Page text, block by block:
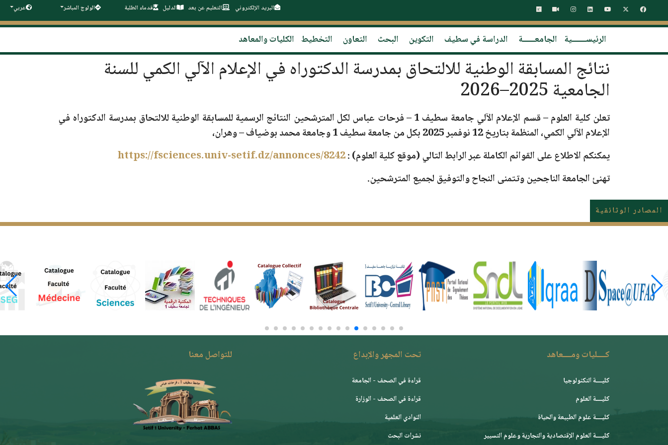
البريد الإلكتروني التعليم عن بعد الدليل قدماء الطلبة الولوج المباشر عربي
الرئيســـــــية الجامعــــــة الدراسة في سطيف التكوين البحث التعاون التخطيط الكليات والمعاهد
نتائج المسابقة الوطنية للالتحاق بمدرسة الدكتوراه في الإعلام الآلي الكمي للسنة
الجامعية 2025–2026
تعلنكلية العلوم – قسم الإعلام الآلي جامعة سطيف 1 – فرحات عباس لكل المترشحين
النتائج الرسمية للمسابقة الوطنية للالتحاق بمدرسة الدكتوراه في
الإعلام الآلي الكمي، المنظمة بتاريخ12 نوفمبر 2025 بكل منجامعة سطيف 1 وجامعة محمد بوضياف – وهران،
يمكنكم الاطلاع على القوائم الكاملة عبر الرابط التالي (موقع كلية العلوم) :https://fsciences.univ-setif.dz/annonces/8242
تهنئ الجامعة الناجحين وتتمنى النجاح والتوفيق لجميع المترشحين.
المصادر الوثائقية
كــــليات ومــــعاهد
كليــــة التكنولوجيا
كليــــة العلوم
كليــــة علوم الطبيعة والحياة
كليــــة العلوم الإقتصادية والتجارية وعلوم التسيير
تحت المجهر والإبداع
قراءة في الصحف - الجامعة
قراءة في الصحف - الوزارة
النوادي العلمية
نشرات البحث
للتواصل معنا